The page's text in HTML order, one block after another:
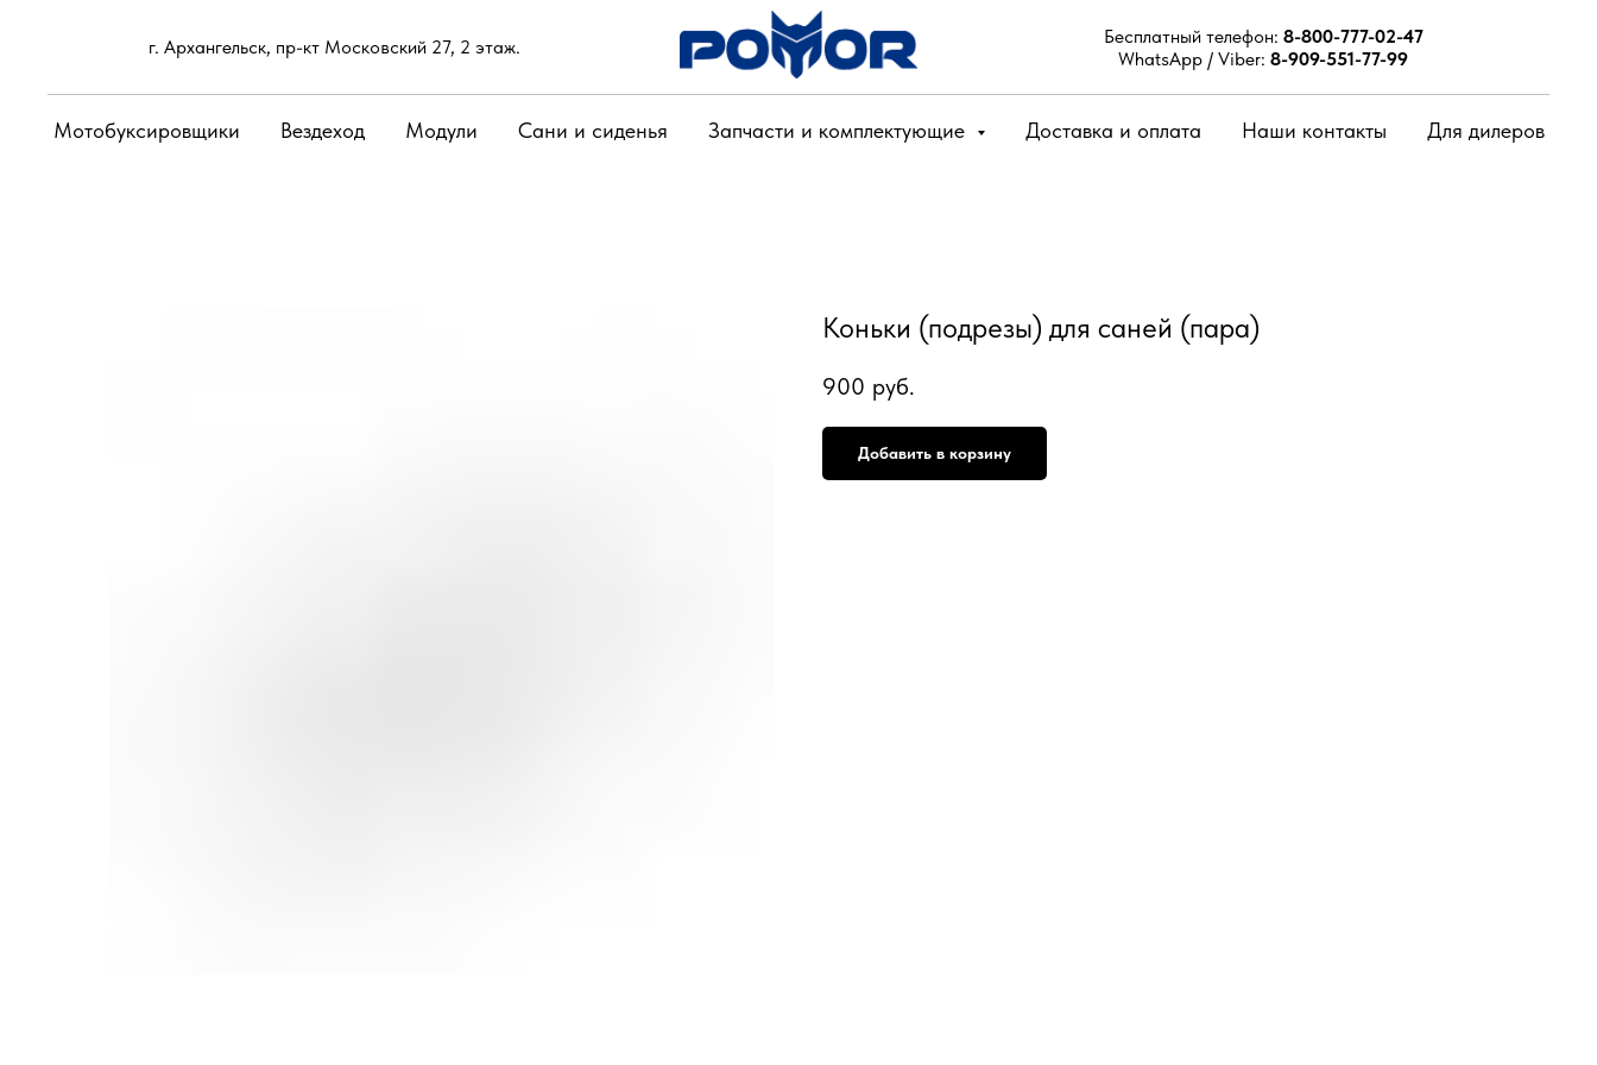
г. Архангельск, пр-кт Московский 27, 2 этаж. Бесплатный телефон: 8-800-777-02-47
WhatsApp / Viber: 8-909-551-77-99
Мотобуксировщики Вездеход Модули Сани и сиденья Запчасти и комплектующие Доставка и оплата Наши контакты Для дилеров
Коньки (подрезы) для саней (пара)
900 руб.
Добавить в корзину